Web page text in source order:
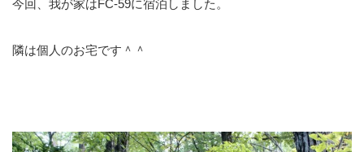
今回、我が家はFC-59に宿泊しました。
隣は個人のお宅です＾＾